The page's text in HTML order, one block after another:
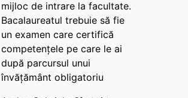
mijloc de intrare la facultate.
Bacalaureatul trebuie să fie
un examen care certifică
competențele pe care le ai
după parcursul unui
învățământ obligatoriu